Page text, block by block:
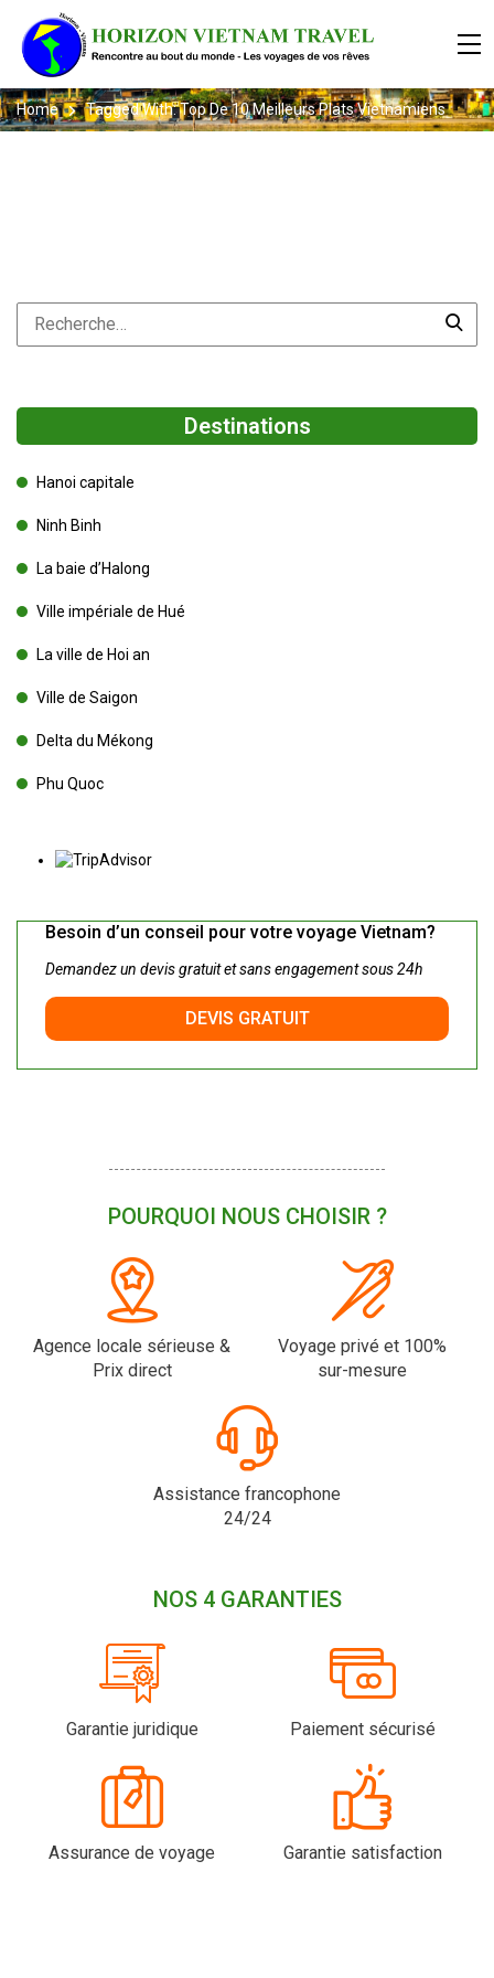
Home Tagged With: Top De 10 Meilleurs Plats Vietnamiens
Destinations
Hanoi capitale
Ninh Binh
La baie d’Halong
Ville impériale de Hué
La ville de Hoi an
Ville de Saigon
Delta du Mékong
Phu Quoc
Besoin d’un conseil pour votre voyage Vietnam?
Demandez un devis gratuit et sans engagement sous 24h
DEVIS GRATUIT
POURQUOI NOUS CHOISIR ?
Agence locale sérieuse &
Prix direct
Voyage privé et 100%
sur-mesure
Assistance francophone
24/24
NOS 4 GARANTIES
Garantie juridique Paiement sécurisé
Assurance de voyage Garantie satisfaction